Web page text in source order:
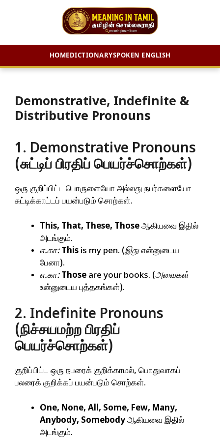
HOMEDICTIONARYSPOKEN ENGLISH
Skip
contentDemonstrative, Indefinite &
Distributive Pronouns
1. Demonstrative Pronouns
(சுட்டிப் பிரதிப் பெயர்ச்சொற்கள்)
ஒரு குறிப்பிட்ட பொருளையோ அல்லது நபர்களையோ
சுட்டிக்காட்டப் பயன்படும் சொற்கள்.
This, That, These, Thoseஆகியவை இதில்
அடங்கும்.
எ.கா: This is my pen. (இதுஎன்னுடைய
பேனா).
எ.கா: Those are your books. (அவைகள்
உன்னுடைய புத்தகங்கள்).
2. Indefinite Pronouns
(நிச்சயமற்ற பிரதிப்
பெயர்ச்சொற்கள்)
குறிப்பிட்ட ஒரு நபரைக் குறிக்காமல், பொதுவாகப்
பலரைக் குறிக்கப் பயன்படும் சொற்கள்.
One, None, All, Some, Few, Many,
Anybody, Somebodyஆகியவை இதில்
அடங்கும்.